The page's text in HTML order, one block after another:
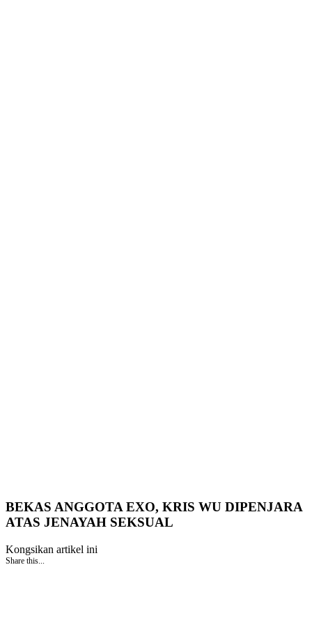
BEKAS ANGGOTA EXO, KRIS WU DIPENJARA
ATAS JENAYAH SEKSUAL
Kongsikan artikel ini
Share this...